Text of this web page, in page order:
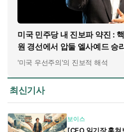
미국 민주당 내 진보파 약진 :
원 경선에서 압둘 엘사예드 승
'미국 우선주의'의 진보적 해석
최신기사
보이스
[CEO 일기장 훔쳐